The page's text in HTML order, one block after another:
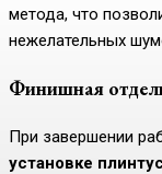
метода, что
нежелательных
Финишная
При завершении
установке